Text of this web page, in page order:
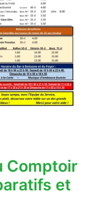
Comptoir
et